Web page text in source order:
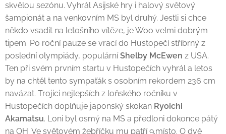
skvělou sezónu. Vyhrál Asijské hry i halový světový
šampionát a na venkovním MS byl druhý. Jestli si chce
někdo vsadit na letošního vítěze, je Woo velmi dobrým
tipem. Po roční pauze se vrací do Hustopečí stříbrný z
poslední olympiády, populárníShelby McEwen z USA.
Ten při svém prvním startu v Hustopečích vyhrál a letos
by na chtěl tento sympaťák s osobním rekordem 236 cm
navázat. Trojici nejlepších z loňského ročníku v
Hustopečích doplňuje japonský skokan Ryoichi
Akamatsu. Loni byl osmý na MS a předloni dokonce pátý
na OH. Ve světovém žebříčku mu patří 9.místo. O dvě